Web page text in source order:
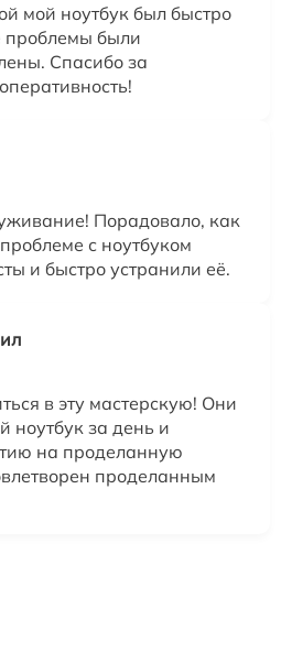
мой ноутбук был быстро
проблемы были
Спасибо за
Порадовало, как
с ноутбуком
и быстро устранили её.
в эту мастерскую! Они
ноутбук за день и
на проделанную
проделанным